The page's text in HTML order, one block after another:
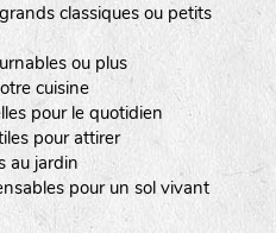
classiques ou petits
ou plus
cuisine
pour le quotidien
pour attirer
au jardin
pour un sol vivant